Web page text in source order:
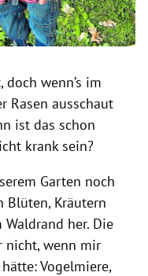
wenn’s im
Rasen ausschaut
ist das schon
krank sein?
Garten noch
Blüten, Kräutern
her. Die
nicht, wenn mir
Vogelmiere,